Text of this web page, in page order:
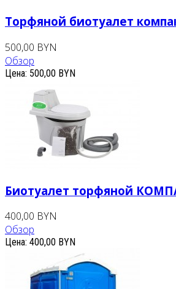
Торфяной биотуалет
500,00 BYN
Обзор
Цена: 500,00 BYN
Биотуалет торфяной
400,00 BYN
Обзор
Цена: 400,00 BYN